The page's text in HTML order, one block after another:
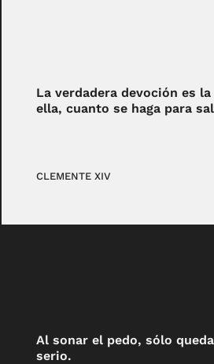
La verdadera devoción es
ella, cuanto se haga para
CLEMENTE XIV
Al sonar el pedo, sólo
serio.